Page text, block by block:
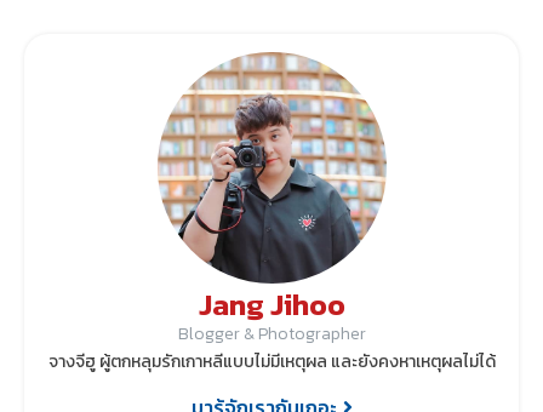
Jang Jihoo
Blogger & Photographer
จางจีฮู ผู้ตกหลุมรักเกาหลีแบบไม่มีเหตุผล และยังคงหาเหตุผลไม่ได้